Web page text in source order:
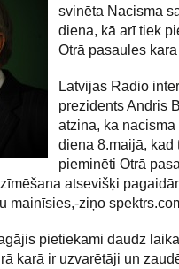
svinēta Nacisma
diena, kā arī tiek
Otrā pasaules
Latvijas Radio
prezidents Andris
atzina, ka
diena 8.maijā, kad
pieminēti Otrā
atsevišķi
mainīsies,-ziņo
pietiekami daudz
karā ir uzvarētāji un